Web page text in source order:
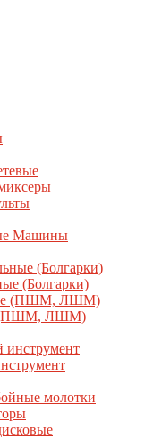
Машины
(Болгарки)
(ПШМ, ЛШМ)
молотки